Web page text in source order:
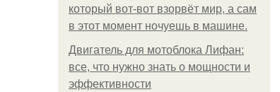
который вот-вот взорвёт мир, а сам
в этот момент ночуешь в машине.
Двигатель для мотоблока Лифан:
все, что нужно знать о мощности и
эффективности